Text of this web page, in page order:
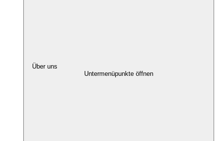
Über uns
Untermenüpunkte öffnen